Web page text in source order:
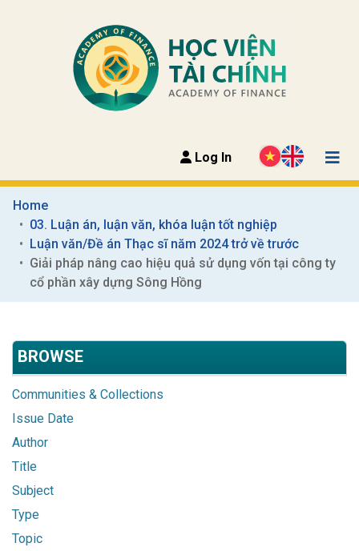
Log In
Home
03. Luận án, luận văn, khóa luận tốt nghiệp
Luận văn/Đề án Thạc sĩ năm 2024 trở về trước
Giải pháp nâng cao hiệu quả sử dụng vốn tại công ty
cổ phần xây dựng Sông Hồng
BROWSE
Communities & Collections
Issue Date
Author
Title
Subject
Type
Topic